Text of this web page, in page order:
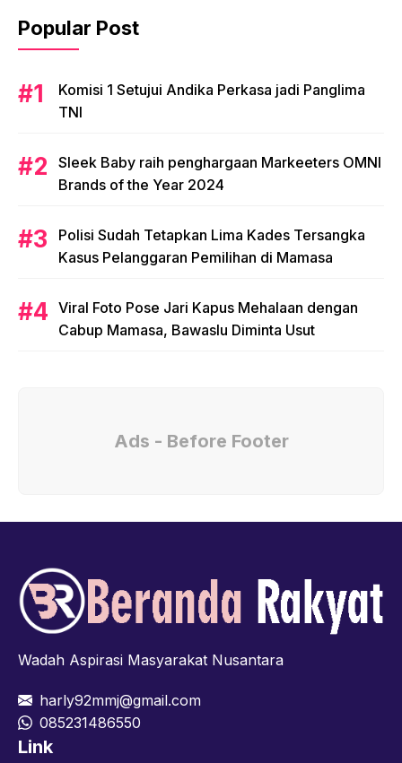
Popular Post
Komisi 1 Setujui Andika Perkasa jadi Panglima
TNI
Sleek Baby raih penghargaan Markeeters OMNI
Brands of the Year 2024
Polisi Sudah Tetapkan Lima Kades Tersangka
Kasus Pelanggaran Pemilihan di Mamasa
Viral Foto Pose Jari Kapus Mehalaan dengan
Cabup Mamasa, Bawaslu Diminta Usut
Ads - Before Footer
Wadah Aspirasi Masyarakat Nusantara
harly92mmj@gmail.com
085231486550
Link